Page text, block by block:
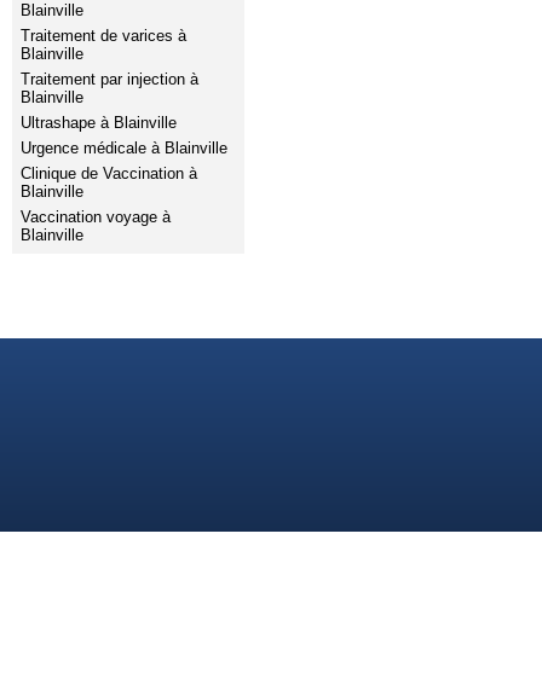
Blainville
Traitement de varices à
Blainville
Traitement par injection à
Blainville
Ultrashape à Blainville
Urgence médicale à Blainville
Clinique de Vaccination à
Blainville
Vaccination voyage à
Blainville